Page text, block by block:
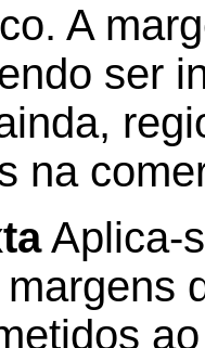
A
ser
na
Aplica-